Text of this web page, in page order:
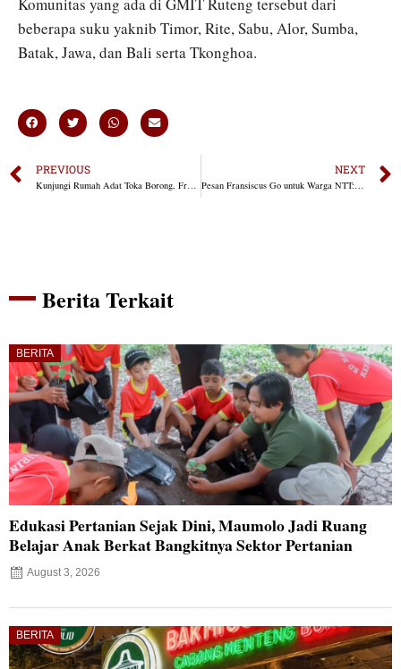
beberapa suku yaknib Timor, Rite, Sabu, Alor, Sumba,
Batak, Jawa, dan Bali serta Tkonghoa.
PREVIOUS NEXT
Berita Terkait
BERITA
Edukasi Pertanian Sejak Dini, Maumolo Jadi Ruang
Belajar Anak Berkat Bangkitnya Sektor Pertanian
August 3, 2026
BERITA